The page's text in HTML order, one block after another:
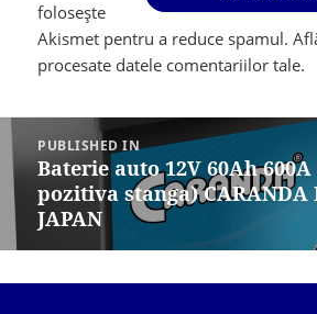
folosește
Akismet pentru a reduce spamul.
procesate datele comentariilor tale.
Navigare
articole
PUBLISHED IN
Baterie auto 12V 60Ah
pozitiva stanga) CARANDA
JAPAN